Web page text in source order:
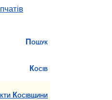
Пошук
Косів
Косівщини